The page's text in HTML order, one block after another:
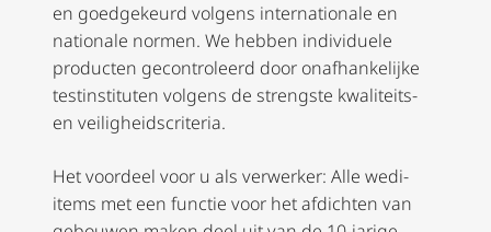
en goedgekeurd volgens internationale en
nationale normen. We hebben individuele
producten gecontroleerd door onafhankelijke
testinstituten volgens de strengste kwaliteits-
en veilig­heids­cri­teria.
Het voordeel voor u als verwerker: Alle wedi-
items met een functie voor het afdichten van